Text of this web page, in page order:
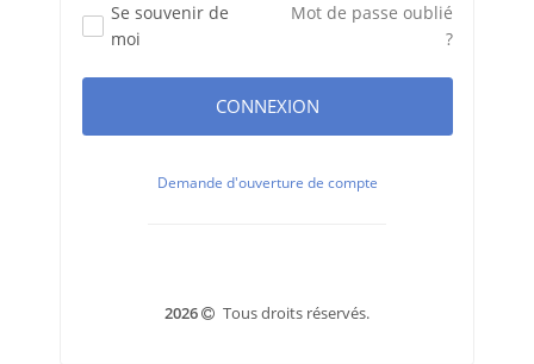
Se souvenir de
moi
Mot de passe oublié
?
CONNEXION
Demande d'ouverture de compte
2026 Tous droits réservés.